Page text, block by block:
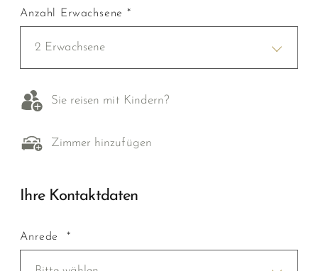
Anzahl Erwachsene *
2 Erwachsene
Sie reisen mit Kindern?
Zimmer hinzufügen
Ihre Kontaktdaten
Anrede *